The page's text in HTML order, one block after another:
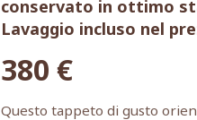
conservato in ottimo
Lavaggio incluso nel
380 €
Questo tappeto di gusto